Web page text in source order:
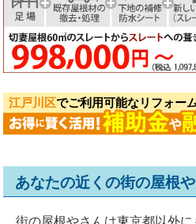
江戸川区でご利用可能なリフォー
あなたの近くの街の屋根
街の屋根やさんは東京都以外